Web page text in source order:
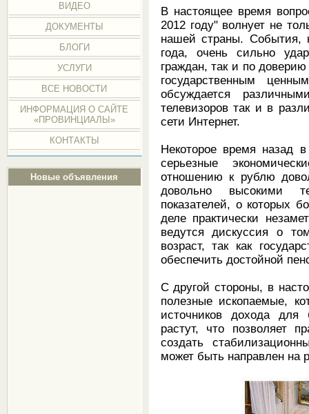
ВИДЕО
ДОКУМЕНТЫ
БЛОГИ
УСЛУГИ
ВСЕ НОВОСТИ
ИНФОРМАЦИЯ О САЙТЕ
«ПРОВИНЦИАЛЫ»
КОНТАКТЫ
Новые объявления
В настоящее время
2012 году" волнует не
нашей страны. События,
года, очень сильно
граждан, так и по
государственным
обсуждается
телевизоров так и в
сети Интернет.
Некоторое время назад
серьезные
отношению к рублю
довольно высокими
показателей, о которых
деле практически
ведутся дискуссия о
возраст, так как
обеспечить достойной
С другой стороны, в
полезные ископаемые,
источников дохода
растут, что позволяет
создать
может быть направлен